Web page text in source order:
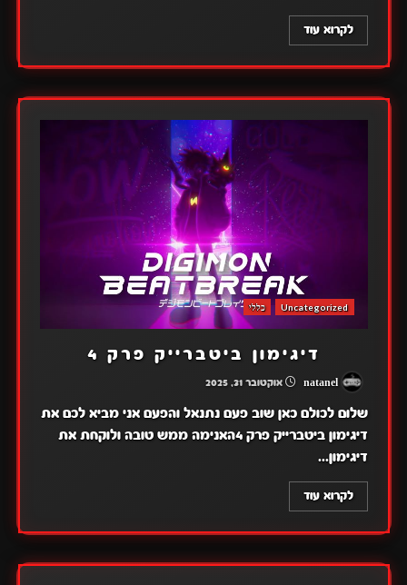
לקרוא עוד
Uncategorized כללי
דיגימון ביטברייק פרק 4
אוקטובר 31, 2025
שלום לכולם כאן שוב פעם נתנאל והפעם אני מביא לכם את
דיגימון ביטברייק פרק 4האנימה ממש טובה ולוקחת את
דיגימון...
לקרוא עוד